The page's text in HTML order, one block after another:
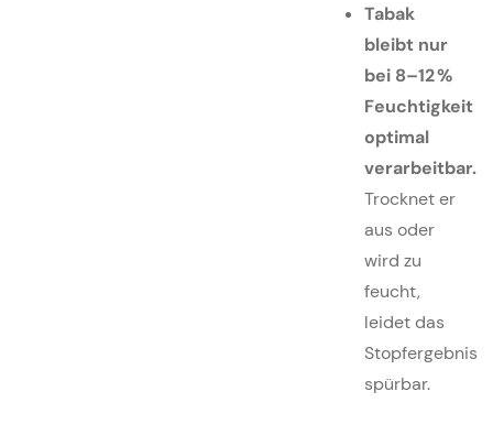
Tabak
bleibt nur
bei 8–12 %
Feuchtigkeit
optimal
verarbeitbar.
Trocknet er
aus oder
wird zu
feucht,
leidet das
Stopfergebnis
spürbar.